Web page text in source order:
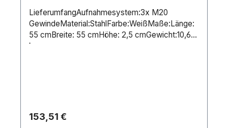
LieferumfangAufnahmesystem:3x M20
GewindeMaterial:StahlFarbe:WeißMaße:Länge:
55 cmBreite: 55 cmHöhe: 2,5 cmGewicht:10,60
kg
Regulärer Preis:
153,51 €